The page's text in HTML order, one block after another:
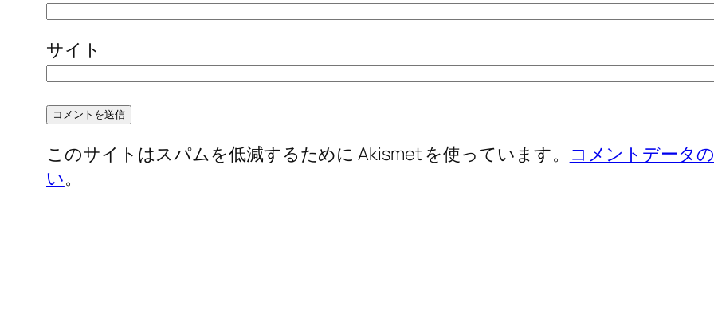
サイト
このサイトはスパムを低減するために Akismet を使っています。 コメントデータ
い。